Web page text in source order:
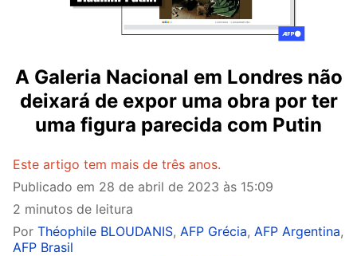
A Galeria Nacional em Londres não
deixará de expor uma obra por ter
uma figura parecida com Putin
Este artigo tem mais de três anos.
Publicado em 28 de abril de 2023 às 15:09
2 minutos de leitura
Por Théophile BLOUDANIS, AFP Grécia, AFP Argentina,
AFP Brasil